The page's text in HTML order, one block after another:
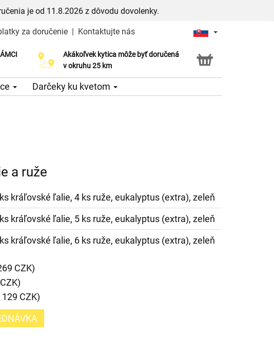
je od 11.8.2026 z dôvodu dovolenky.
za doručenie | Kontaktujte nás
Akákoľvek kytica môže byť doručená
v okruhu 25 km
Služba Click & Collect
Darčeky ku kvetom
a ruže
kráľovské ľalie, 4 ks ruže, eukalyptus (extra), zeleň
kráľovské ľalie, 5 ks ruže, eukalyptus (extra), zeleň
kráľovské ľalie, 6 ks ruže, eukalyptus (extra), zeleň
CZK)
CZK)